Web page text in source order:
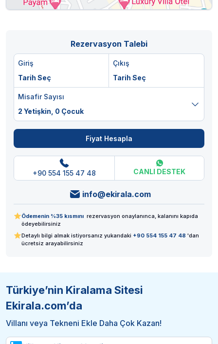
Rezervasyon Talebi
Giriş
Tarih Seç
Çıkış
Tarih Seç
Misafir Sayısı
2 Yetişkin, 0 Çocuk
Fiyat Hesapla
+90 554 155 47 48 CANLI DESTEK
info@ekirala.com
Ödemenin %35 kısmını rezervasyon onaylanınca, kalanını kapıda
ödeyebilirsiniz
Detaylı bilgi almak istiyorsanız yukarıdaki +90 554 155 47 48 'dan
ücretsiz arayabilirsiniz
Türkiye’nin Kiralama Sitesi
Ekirala.com’da
Villanı veya Tekneni Ekle Daha Çok Kazan!